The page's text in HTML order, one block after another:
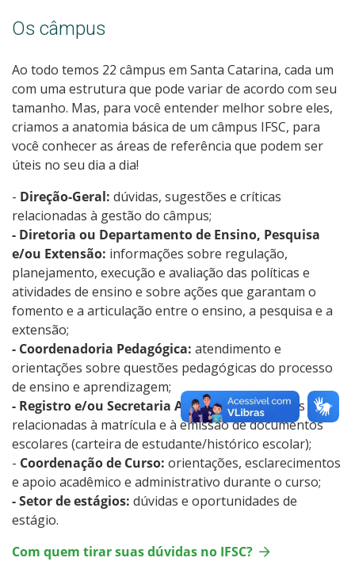
Os câmpus
Ao todo temos 22 câmpus em Santa Catarina, cada um
com uma estrutura que pode variar de acordo com seu
tamanho. Mas, para você entender melhor sobre eles,
criamos a anatomia básica de um câmpus IFSC, para
você conhecer as áreas de referência que podem ser
úteis no seu dia a dia!
- Direção-Geral: dúvidas, sugestões e críticas
relacionadas à gestão do câmpus;
- Diretoria ou Departamento de Ensino, Pesquisa
e/ou Extensão: informações sobre regulação,
planejamento, execução e avaliação das políticas e
atividades de ensino e sobre ações que garantam o
fomento e a articulação entre o ensino, a pesquisa e a
extensão;
- Coordenadoria Pedagógica: atendimento e
orientações sobre questões pedagógicas do processo
de ensino e aprendizagem;
- Registro e/ou Secretaria Acadêmica:questões
relacionadas à matrícula e à emissão de documentos
escolares (carteira de estudante/histórico escolar);
- Coordenação de Curso: orientações, esclarecimentos
e apoio acadêmico e administrativo durante o curso;
- Setor de estágios: dúvidas e oportunidades de
estágio.
Com quem tirar suas dúvidas no IFSC?